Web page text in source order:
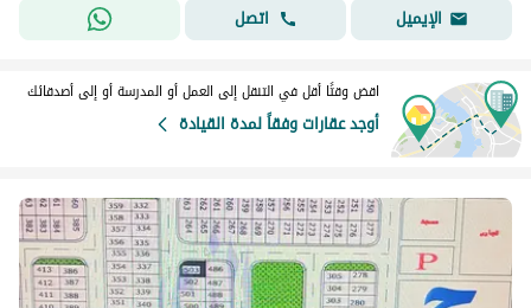
الإيميل
اتصل
اقض وقتًا أقل في التنقل إلى العمل أو المدرسة أو إلى أصدقائك
أوجد عقارات وفقاً لمدة القيادة